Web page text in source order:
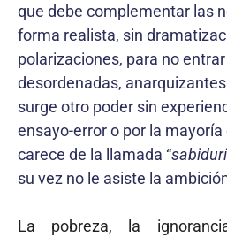
que debe complementar las
forma realista, sin
polarizaciones, para no
desordenadas,
surge otro poder sin
ensayo-error o por la mayoría
carece de la llamada “
su vez no le asiste la
La pobreza, la